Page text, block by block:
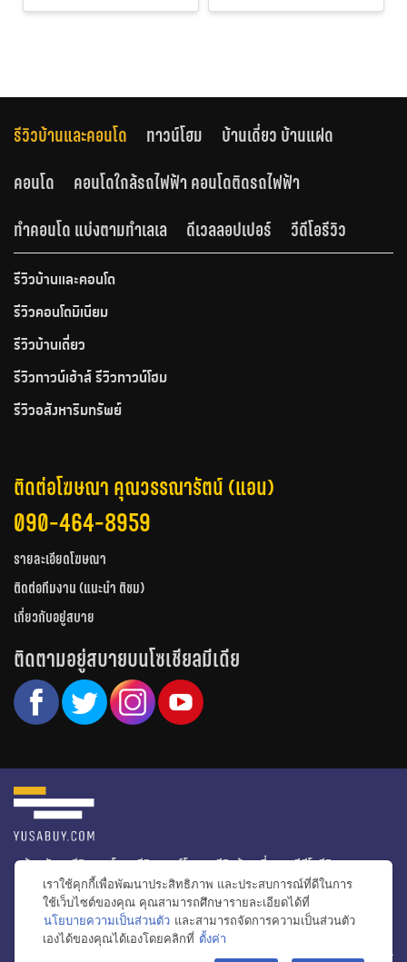
รีวิวบ้านและคอนโด ทาวน์โฮม
บ้านเดี่ยว บ้านแฝด
คอนโด
คอนโดใกล้รถไฟฟ้า คอนโดติดรถไฟฟ้า
ทำคอนโด แบ่งตามทำเลเล
ดีเวลลอปเปอร์ วีดีโอรีวิว
รีวิวบ้านและคอนโด
รีวิวคอนโดมิเนียม
รีวิวบ้านเดี่ยว
รีวิวทาวน์เฮ้าส์ รีวิวทาวน์โฮม
รีวิวอสังหาริมทรัพย์
ติดต่อโฆษณา คุณวรรณารัตน์ (แอน)
090-464-8959
รายละเอียดโฆษณา
ติดต่อทีมงาน (แนะนำ ติชม)
เกี่ยวกับอยู่สบาย
ติดตามอยู่สบายบนโซเชียลมีเดีย
หน้าหลัก รีวิวคอนโด รีวิวทาวน์โฮม รีวิวบ้านเดี่ยว
วีดีโอรีวิว
ไอเดียแต่งบ้าน
ข่าวอสังหาริมทรัพย์
โปรโมชั่นบ้านและคอนโด
โครงการน่าสนใจ
© สงวนลิขสิทธิ์ 2556-2564
เราใช้คุกกี้เพื่อพัฒนาประสิทธิภาพ และประสบการณ์ที่ดีในการ
ใช้เว็บไซต์ของคุณ คุณสามารถศึกษารายละเอียดได้ที่
นโยบายความเป็นส่วนตัว และสามารถจัดการความเป็นส่วนตัว
เองได้ของคุณได้เองโดยคลิกที่ ตั้งค่า